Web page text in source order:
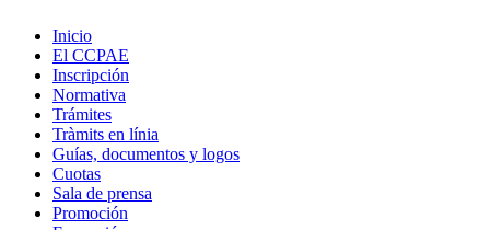
Inicio
El CCPAE
Inscripción
Normativa
Trámites
Tràmits en línia
Guías, documentos y logos
Cuotas
Sala de prensa
Promoción